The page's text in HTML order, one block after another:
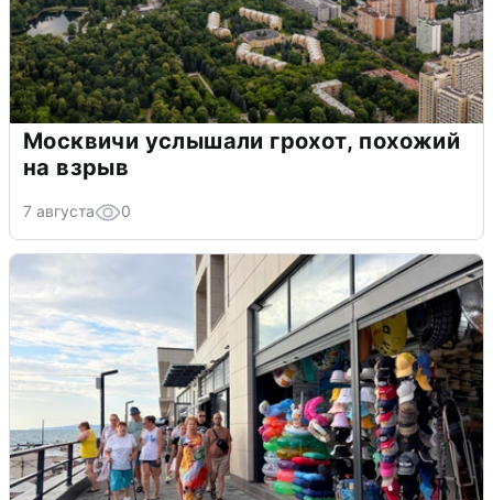
Москвичи услышали грохот, похожий
на взрыв
7 августа 0